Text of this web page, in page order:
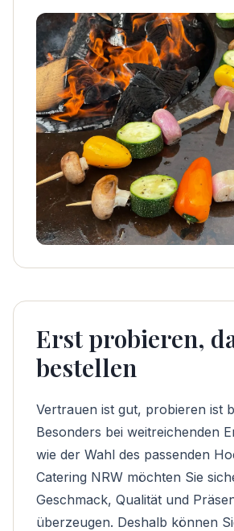
Erst probieren,
bestellen
Vertrauen ist gut, probieren ist
Besonders bei weitreichenden
wie der Wahl des passenden
Catering NRW möchten Sie
Geschmack, Qualität und
überzeugen. Deshalb können